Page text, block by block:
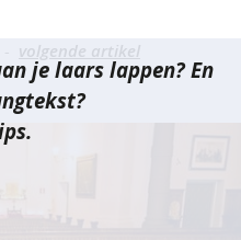
je laars lappen? En
volgende artikel